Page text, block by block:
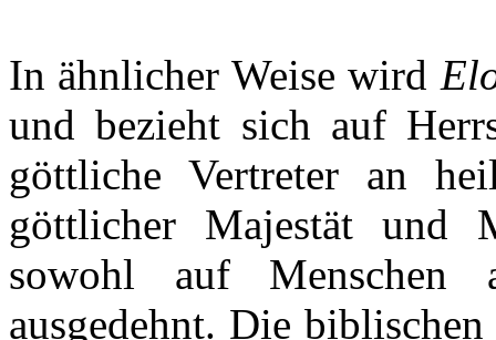
In ähnlicher Weise wird
und bezieht sich auf
göttliche Vertreter an
göttlicher Majestät und
sowohl auf Menschen
ausgedehnt. Die